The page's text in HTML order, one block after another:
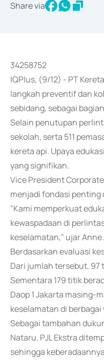
Share via
34258752
IQPlus, (9/12) - PT
langkah preventif dan
sebidang, sebagai
Selain penutupan
sekolah, serta 511
kereta api. Upaya
yang signifikan.
Vice President
menjadi fondasi penting
"Kami memperkuat
kewaspadaan di
keselamatan," ujar Anne.
Berdasarkan evaluasi
Dari jumlah tersebut, 97
Sementara 179 titik
Daop 1 Jakarta masing-
keselamatan di berbagai
Sebagai tambahan
Nataru. PJL Ekstra
sehingga